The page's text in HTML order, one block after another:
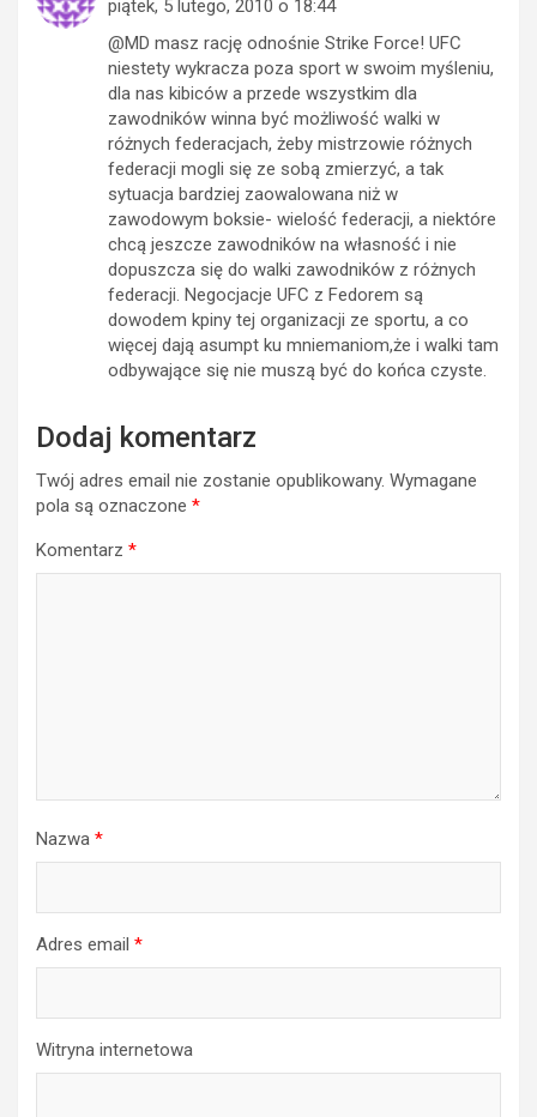
piątek, 5 lutego, 2010 o 18:44
@MD masz rację odnośnie Strike Force! UFC
niestety wykracza poza sport w swoim myśleniu,
dla nas kibiców a przede wszystkim dla
zawodników winna być możliwość walki w
różnych federacjach, żeby mistrzowie różnych
federacji mogli się ze sobą zmierzyć, a tak
sytuacja bardziej zaowalowana niż w
zawodowym boksie- wielość federacji, a niektóre
chcą jeszcze zawodników na własność i nie
dopuszcza się do walki zawodników z różnych
federacji. Negocjacje UFC z Fedorem są
dowodem kpiny tej organizacji ze sportu, a co
więcej dają asumpt ku mniemaniom,że i walki tam
odbywające się nie muszą być do końca czyste.
Dodaj komentarz
Twój adres email nie zostanie opublikowany. Wymagane
pola są oznaczone *
Komentarz *
Nazwa *
Adres email *
Witryna internetowa